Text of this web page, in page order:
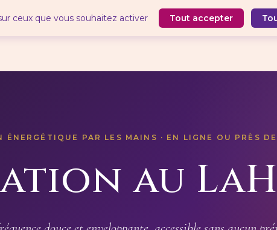
ceux que vous souhaitez activer Tout accepter
ÉNERGÉTIQUE PAR LES MAINS · EN LIGNE OU PRÈS
au